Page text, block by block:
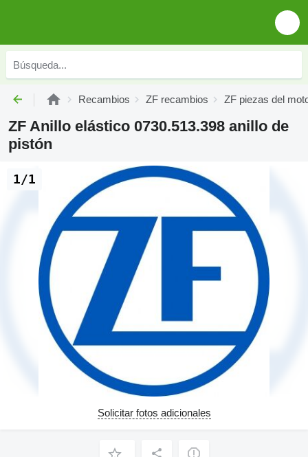
Recambios ZF recambios ZF piezas del
ZF Anillo elástico 0730.513.398 anillo de
pistón
1/1
Solicitar fotos adicionales